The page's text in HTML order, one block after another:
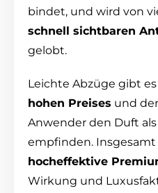
bindet, und wird von
schnell sichtbaren
gelobt.
Leichte Abzüge gibt
hohen Preises und
Anwender den Duft
empfinden.
hocheffektive
Wirkung und